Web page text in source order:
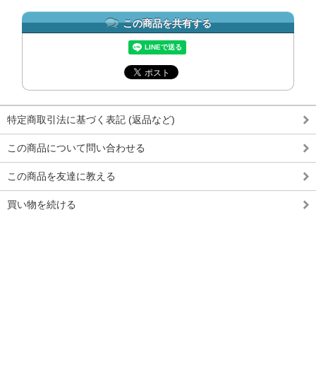
この商品を共有する
特定商取引法に基づく表記 (返品など)
この商品について問い合わせる
この商品を友達に教える
買い物を続ける